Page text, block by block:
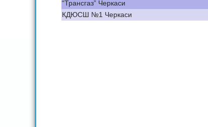
“Трансгаз” Черкаси
КДЮСШ №1 Черкаси